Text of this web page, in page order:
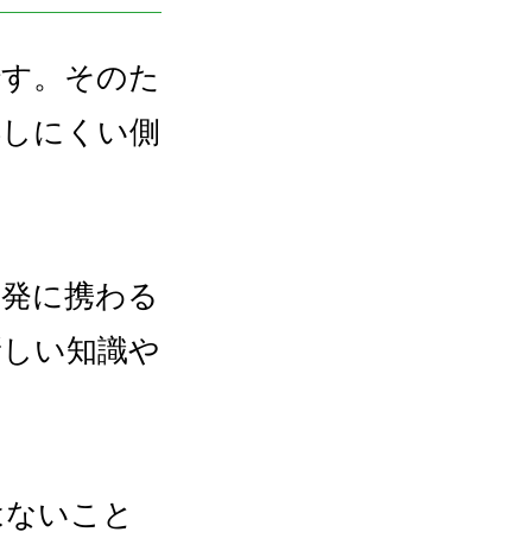
。そのた
にくい側
に携わる
い知識や
いこと